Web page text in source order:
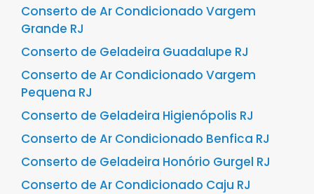
Conserto de Ar Condicionado Vargem
Grande RJ
Conserto de Geladeira Guadalupe RJ
Conserto de Ar Condicionado Vargem
Pequena RJ
Conserto de Geladeira Higienópolis RJ
Conserto de Ar Condicionado Benfica RJ
Conserto de Geladeira Honório Gurgel RJ
Conserto de Ar Condicionado Caju RJ